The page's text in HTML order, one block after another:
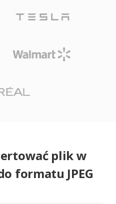
plik w
formatu JPEG